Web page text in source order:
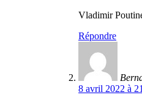
Vladimir
Répondre
8 avril 2022 à